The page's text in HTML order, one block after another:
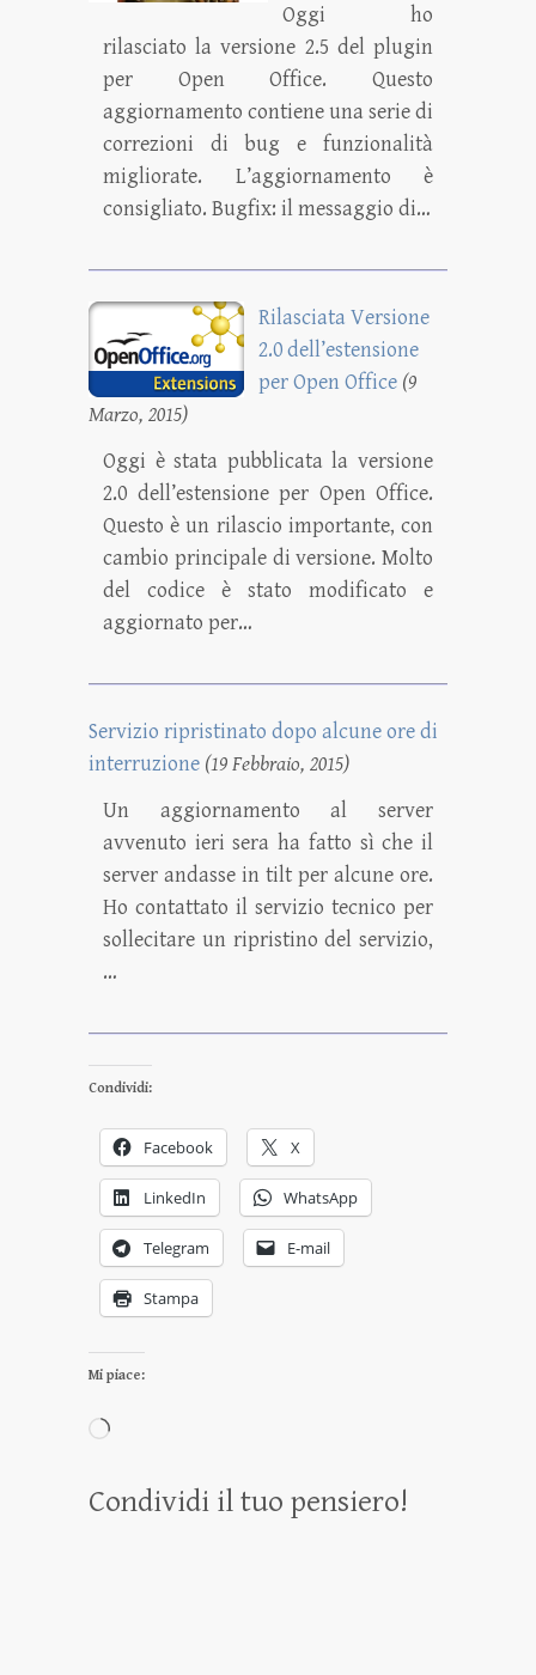
Oggi ho
rilasciato la versione 2.5 del plugin
per Open Office. Questo
aggiornamento contiene una serie di
correzioni di bug e funzionalità
migliorate. L’aggiornamento è
consigliato. Bugfix: il messaggio di…
Rilasciata Versione
2.0 dell’estensione
per Open Office (9
Marzo, 2015)
Oggi è stata pubblicata la versione
2.0 dell’estensione per Open Office.
Questo è un rilascio importante, con
cambio principale di versione. Molto
del codice è stato modificato e
aggiornato per…
Servizio ripristinato dopo alcune ore di
interruzione (19 Febbraio, 2015)
Un aggiornamento al server
avvenuto ieri sera ha fatto sì che il
server andasse in tilt per alcune ore.
Ho contattato il servizio tecnico per
sollecitare un ripristino del servizio,
…
Condividi:
Facebook X
LinkedIn WhatsApp
Telegram E-mail
Stampa
Mi piace:
Caricamento
corso…
Condividi il tuo pensiero!